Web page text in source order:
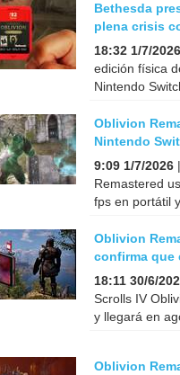
Bethesda
plena crisis
18:32 1/7/2026
edición física
Nintendo
Oblivion
Nintendo
9:09 1/7/2026
Remastered
fps en portátil
Oblivion
confirma que
18:11 30/6/
Scrolls IV
y llegará en
Oblivion